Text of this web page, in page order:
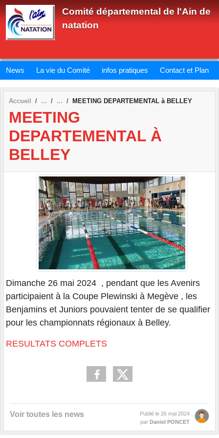
Comité départemental de l'Ain de
natation
News La vie du Comité infos pratiques Contact et Plan
Accueil MEETING DEPARTEMENTAL à BELLEY
MEETING
DEPARTEMENTAL À
BELLEY
Dimanche 26 mai 2024 , pendant que les Avenirs
participaient à la Coupe Plewinski à Megève , les
Benjamins et Juniors pouvaient tenter de se qualifier
pour les championnats régionaux à Belley.
RESULTATS COMPLETS
Voir toutes les news Publié le 26 mai 2024
par Daniel PONCET
Panneau de gestion des cookies